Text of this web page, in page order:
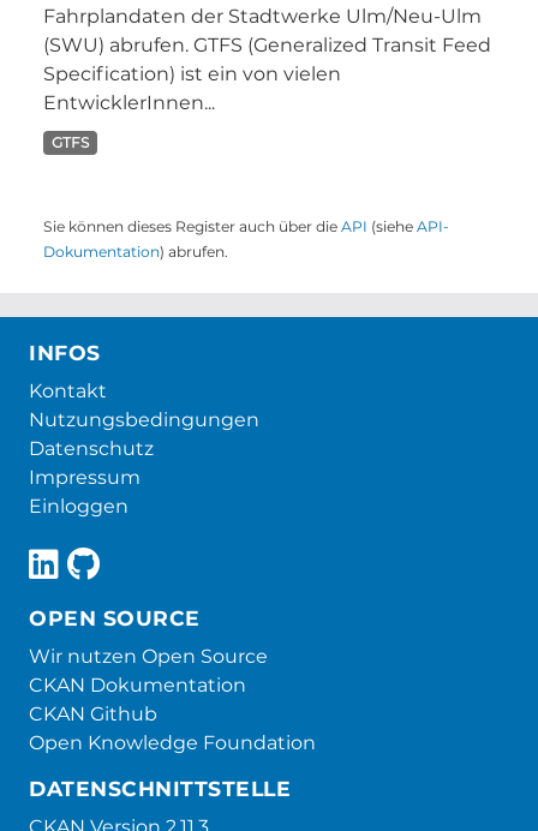
Fahrplandaten der Stadtwerke Ulm/Neu-Ulm
(SWU) abrufen. GTFS (Generalized Transit Feed
Specification) ist ein von vielen
EntwicklerInnen...
GTFS
Sie können dieses Register auch über die API (siehe API-
Dokumentation) abrufen.
INFOS
Kontakt
Nutzungsbedingungen
Datenschutz
Impressum
Einloggen
OPEN SOURCE
Wir nutzen Open Source
CKAN Dokumentation
CKAN Github
Open Knowledge Foundation
DATENSCHNITTSTELLE